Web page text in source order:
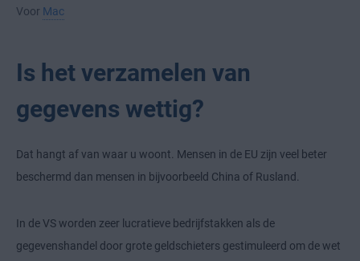
Voor Mac
Is het verzamelen van
gegevens wettig?
Dat hangt af van waar u woont. Mensen in de EU zijn veel beter
beschermd dan mensen in bijvoorbeeld China of Rusland.
In de VS worden zeer lucratieve bedrijfstakken als de
gegevenshandel door grote geldschieters gestimuleerd om de wet